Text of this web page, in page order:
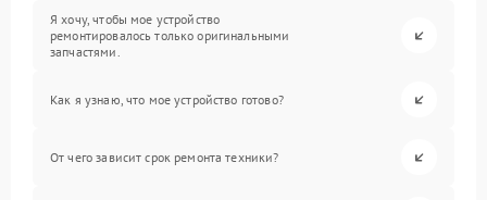
Я хочу, чтобы мое устройство
ремонтировалось только оригинальными
запчастями.
Как я узнаю, что мое устройство готово?
От чего зависит срок ремонта техники?